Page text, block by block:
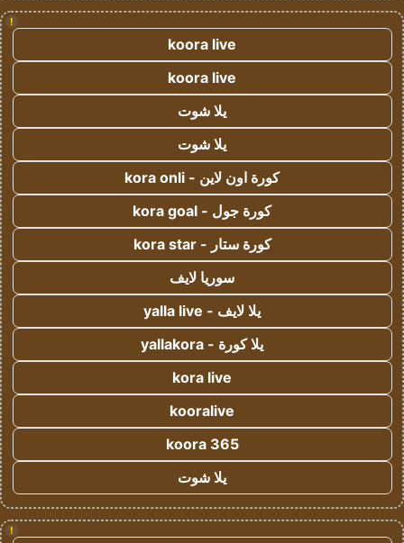
!
koora live
koora live
يلا شوت
يلا شوت
كورة اون لاين - kora onli
كورة جول - kora goal
كورة ستار - kora star
سوريا لايف
يلا لايف - yalla live
يلا كورة - yallakora
kora live
kooralive
koora 365
يلا شوت
!